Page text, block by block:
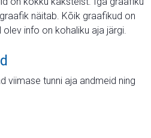
näitab. Kõik graafikud on
info on kohaliku aja järgi.
viimase tunni aja andmeid ning